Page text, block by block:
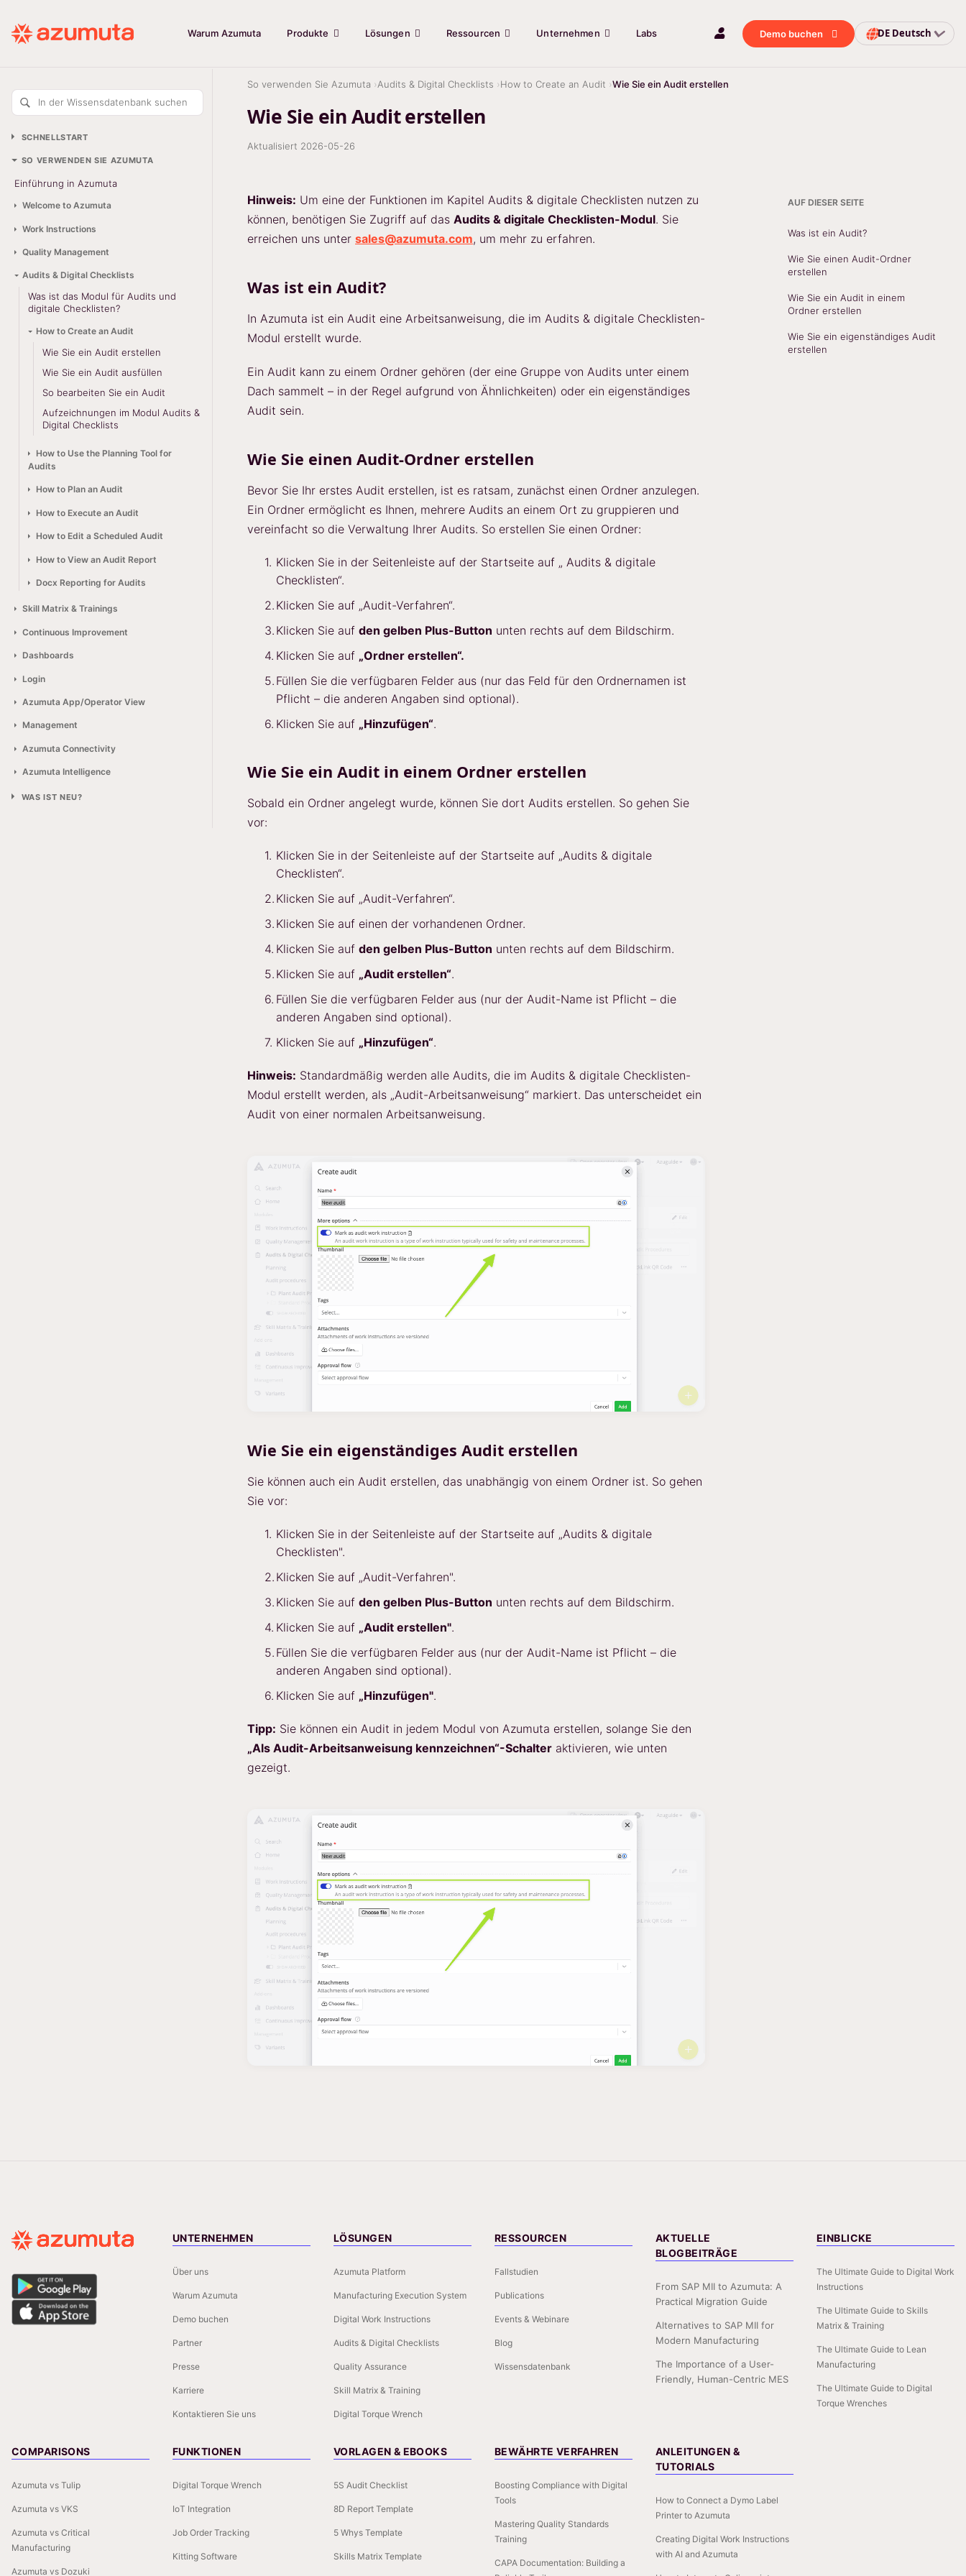
Warum Azumuta Produkte Lösungen Ressourcen Unternehmen Labs Demo buchen DE Deutsch
In der Wissensdatenbank suchen
SCHNELLSTART
SO VERWENDEN SIE AZUMUTA
Einführung in Azumuta
Welcome to Azumuta
Work Instructions
Quality Management
Audits & Digital Checklists
Was ist das Modul für Audits und
digitale Checklisten?
How to Create an Audit
Wie Sie ein Audit erstellen
Wie Sie ein Audit ausfüllen
So bearbeiten Sie ein Audit
Aufzeichnungen im Modul Audits &
Digital Checklists
How to Use the Planning Tool for
Audits
How to Plan an Audit
How to Execute an Audit
How to Edit a Scheduled Audit
How to View an Audit Report
Docx Reporting for Audits
Skill Matrix & Trainings
Continuous Improvement
Dashboards
Login
Azumuta App/Operator View
Management
Azumuta Connectivity
Azumuta Intelligence
WAS IST NEU?
So verwenden Sie Azumuta Audits & Digital Checklists How to Create an Audit Wie Sie ein Audit erstellen
Wie Sie ein Audit erstellen
Aktualisiert 2026-05-26
Hinweis: Um eine der Funktionen im Kapitel Audits & digitale Checklisten nutzen zu
können, benötigen Sie Zugriff auf das Audits & digitale Checklisten-Modul. Sie
erreichen uns unter sales@azumuta.com, um mehr zu erfahren.
Was ist ein Audit?
In Azumuta ist ein Audit eine Arbeitsanweisung, die im Audits & digitale Checklisten-
Modul erstellt wurde.
Ein Audit kann zu einem Ordner gehören (der eine Gruppe von Audits unter einem
Dach sammelt – in der Regel aufgrund von Ähnlichkeiten) oder ein eigenständiges
Audit sein.
Wie Sie einen Audit-Ordner erstellen
Bevor Sie Ihr erstes Audit erstellen, ist es ratsam, zunächst einen Ordner anzulegen.
Ein Ordner ermöglicht es Ihnen, mehrere Audits an einem Ort zu gruppieren und
vereinfacht so die Verwaltung Ihrer Audits. So erstellen Sie einen Ordner:
Klicken Sie in der Seitenleiste auf der Startseite auf „ Audits & digitale
Checklisten“.
Klicken Sie auf „Audit-Verfahren“.
Klicken Sie auf den gelben Plus-Button unten rechts auf dem Bildschirm.
Klicken Sie auf „Ordner erstellen“.
Füllen Sie die verfügbaren Felder aus (nur das Feld für den Ordnernamen ist
Pflicht – die anderen Angaben sind optional).
Klicken Sie auf „Hinzufügen“.
Wie Sie ein Audit in einem Ordner erstellen
Sobald ein Ordner angelegt wurde, können Sie dort Audits erstellen. So gehen Sie
vor:
Klicken Sie in der Seitenleiste auf der Startseite auf „Audits & digitale
Checklisten“.
Klicken Sie auf „Audit-Verfahren“.
Klicken Sie auf einen der vorhandenen Ordner.
Klicken Sie auf den gelben Plus-Button unten rechts auf dem Bildschirm.
Klicken Sie auf „Audit erstellen“.
Füllen Sie die verfügbaren Felder aus (nur der Audit-Name ist Pflicht – die
anderen Angaben sind optional).
Klicken Sie auf „Hinzufügen“.
Hinweis: Standardmäßig werden alle Audits, die im Audits & digitale Checklisten-
Modul erstellt werden, als „Audit-Arbeitsanweisung“ markiert. Das unterscheidet ein
Audit von einer normalen Arbeitsanweisung.
Wie Sie ein eigenständiges Audit erstellen
Sie können auch ein Audit erstellen, das unabhängig von einem Ordner ist. So gehen
Sie vor:
Klicken Sie in der Seitenleiste auf der Startseite auf „Audits & digitale
Checklisten".
Klicken Sie auf „Audit-Verfahren".
Klicken Sie auf den gelben Plus-Button unten rechts auf dem Bildschirm.
Klicken Sie auf „Audit erstellen".
Füllen Sie die verfügbaren Felder aus (nur der Audit-Name ist Pflicht – die
anderen Angaben sind optional).
Klicken Sie auf „Hinzufügen".
Tipp: Sie können ein Audit in jedem Modul von Azumuta erstellen, solange Sie den
„Als Audit-Arbeitsanweisung kennzeichnen“-Schalter aktivieren, wie unten
gezeigt.
AUF DIESER SEITE
Was ist ein Audit?
Wie Sie einen Audit-Ordner
erstellen
Wie Sie ein Audit in einem
Ordner erstellen
Wie Sie ein eigenständiges Audit
erstellen
UNTERNEHMEN
Über uns
Warum Azumuta
Demo buchen
Partner
Presse
Karriere
Kontaktieren Sie uns
LÖSUNGEN
Azumuta Platform
Manufacturing Execution System
Digital Work Instructions
Audits & Digital Checklists
Quality Assurance
Skill Matrix & Training
Digital Torque Wrench
RESSOURCEN
Fallstudien
Publications
Events & Webinare
Blog
Wissensdatenbank
AKTUELLE
BLOGBEITRÄGE
From SAP MII to Azumuta: A
Practical Migration Guide
Alternatives to SAP MII for
Modern Manufacturing
The Importance of a User-
Friendly, Human-Centric MES
EINBLICKE
The Ultimate Guide to Digital Work
Instructions
The Ultimate Guide to Skills
Matrix & Training
The Ultimate Guide to Lean
Manufacturing
The Ultimate Guide to Digital
Torque Wrenches
COMPARISONS
Azumuta vs Tulip
Azumuta vs VKS
Azumuta vs Critical
Manufacturing
Azumuta vs Dozuki
FUNKTIONEN
Digital Torque Wrench
IoT Integration
Job Order Tracking
Kitting Software
VORLAGEN & EBOOKS
5S Audit Checklist
8D Report Template
5 Whys Template
Skills Matrix Template
BEWÄHRTE VERFAHREN
Boosting Compliance with Digital
Tools
Mastering Quality Standards
Training
CAPA Documentation: Building a
ANLEITUNGEN &
TUTORIALS
How to Connect a Dymo Label
Printer to Azumuta
Creating Digital Work Instructions
with AI and Azumuta